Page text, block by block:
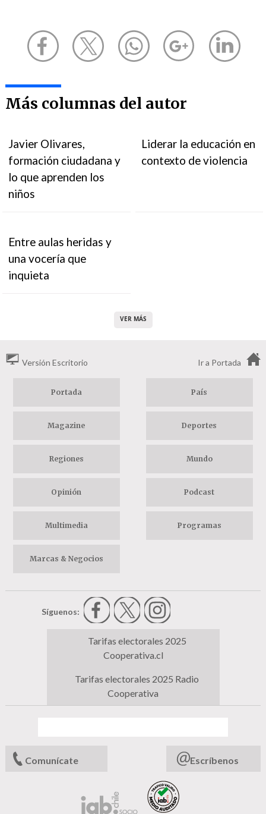
Más columnas del autor
Javier Olivares,
formación ciudadana y
lo que aprenden los
niños
Liderar la educación en
contexto de violencia
Entre aulas heridas y
una vocería que
inquieta
VER MÁS
Versión Escritorio Ir a Portada
Portada País
Magazine Deportes
Regiones Mundo
Opinión Podcast
Multimedia Programas
Marcas & Negocios
Síguenos:
Tarifas electorales 2025
Cooperativa.cl
Tarifas electorales 2025 Radio
Cooperativa
Comunícate Escríbenos